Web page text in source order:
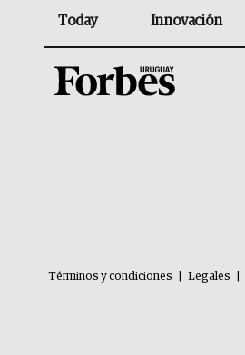
Today Innovación
Términos y condiciones Legales